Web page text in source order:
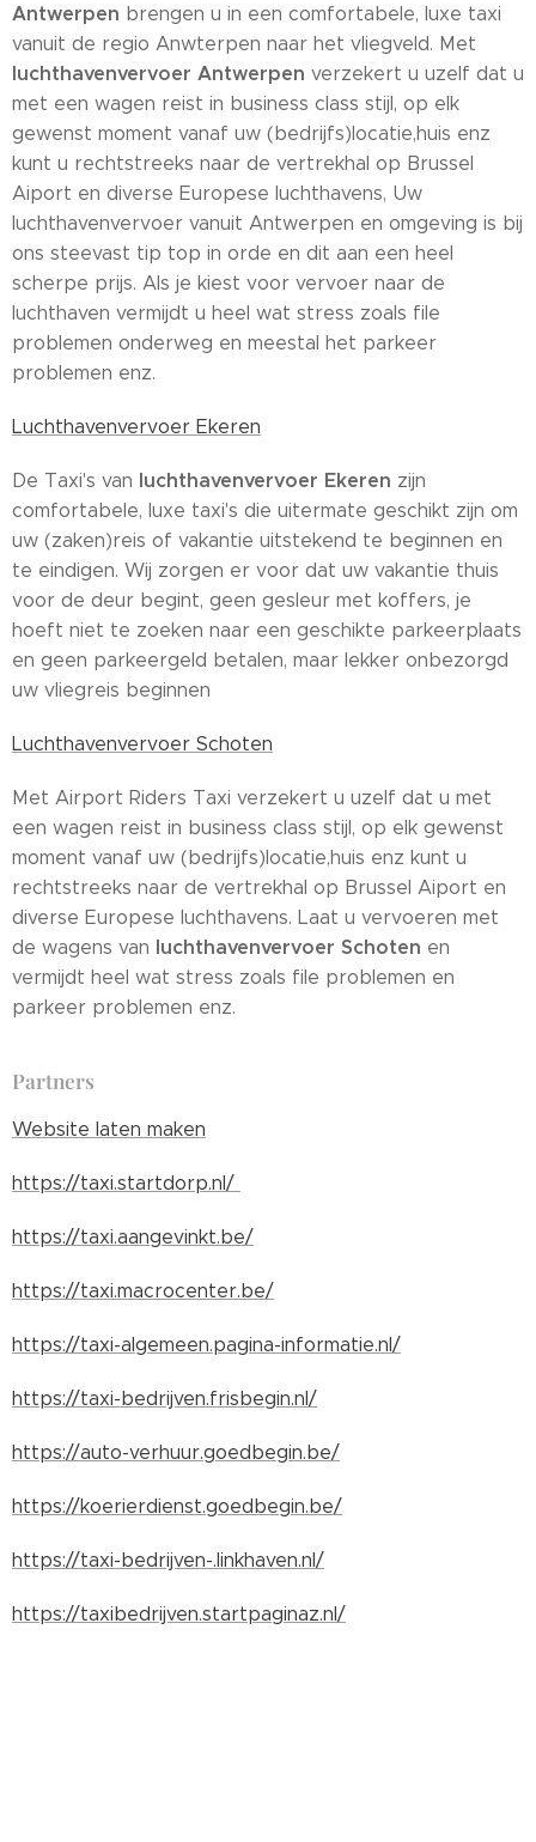
Antwerpen brengen u in een comfortabele, luxe taxi
vanuit de regio Anwterpen naar het vliegveld. Met
luchthavenvervoer Antwerpen verzekert u uzelf dat u
met een wagen reist in business class stijl, op elk
gewenst moment vanaf uw (bedrijfs)locatie,huis enz
kunt u rechtstreeks naar de vertrekhal op Brussel
Aiport en diverse Europese luchthavens, Uw
luchthavenvervoer vanuit Antwerpen en omgeving is bij
ons steevast tip top in orde en dit aan een heel
scherpe prijs. Als je kiest voor vervoer naar de
luchthaven vermijdt u heel wat stress zoals file
problemen onderweg en meestal het parkeer
problemen enz.
Luchthavenvervoer Ekeren
De Taxi's van luchthavenvervoer Ekeren zijn
comfortabele, luxe taxi's die uitermate geschikt zijn om
uw (zaken)reis of vakantie uitstekend te beginnen en
te eindigen. Wij zorgen er voor dat uw vakantie thuis
voor de deur begint, geen gesleur met koffers, je
hoeft niet te zoeken naar een geschikte parkeerplaats
en geen parkeergeld betalen, maar lekker onbezorgd
uw vliegreis beginnen
Luchthavenvervoer Schoten
Met Airport Riders Taxi verzekert u uzelf dat u met
een wagen reist in business class stijl, op elk gewenst
moment vanaf uw (bedrijfs)locatie,huis enz kunt u
rechtstreeks naar de vertrekhal op Brussel Aiport en
diverse Europese luchthavens. Laat u vervoeren met
de wagens van luchthavenvervoer Schoten en
vermijdt heel wat stress zoals file problemen en
parkeer problemen enz.
Partners
Website laten maken
https://taxi.startdorp.nl/
https://taxi.aangevinkt.be/
https://taxi.macrocenter.be/
https://taxi-algemeen.pagina-informatie.nl/
https://taxi-bedrijven.frisbegin.nl/
https://auto-verhuur.goedbegin.be/
https://koerierdienst.goedbegin.be/
https://taxi-bedrijven-.linkhaven.nl/
https://taxibedrijven.startpaginaz.nl/